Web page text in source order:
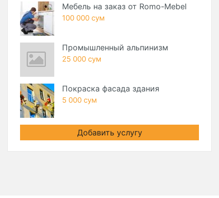
Мебель на заказ от Romo-Mebel
100 000 сум
Промышленный альпинизм
25 000 сум
Покраска фасада здания
5 000 сум
Добавить услугу